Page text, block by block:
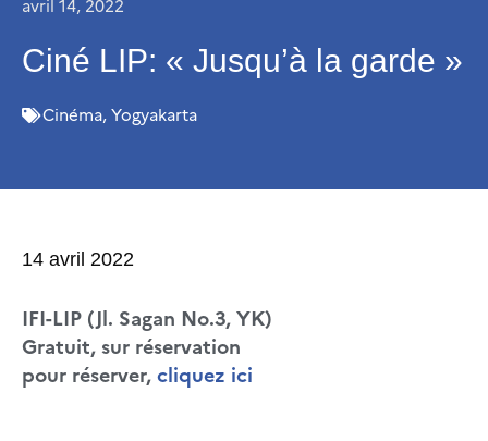
avril 14, 2022
Ciné LIP: « Jusqu’à la garde »
Cinéma, Yogyakarta
14 avril 2022
IFI-LIP (Jl. Sagan No.3, YK)
Gratuit, sur réservation
pour réserver,cliquez ici